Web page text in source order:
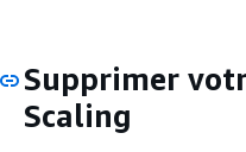
Supprimer
Scaling